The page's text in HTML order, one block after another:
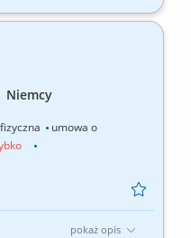
oraz innych
(oczyszczanie,
materiałów
nadwozi
i technologią
Niemcy
umowa o
pokaż opis